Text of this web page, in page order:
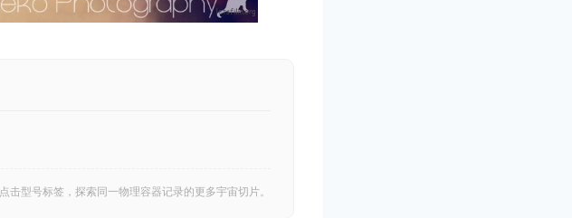
点击型号标签，探索同一物理容器记录的更多宇宙切片。